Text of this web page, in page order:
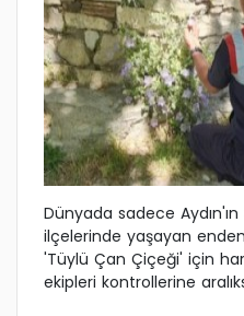
Dünyada sadece Aydın'ın
ilçelerinde yaşayan
'Tüylü Çan Çiçeği' için
ekipleri kontrollerine